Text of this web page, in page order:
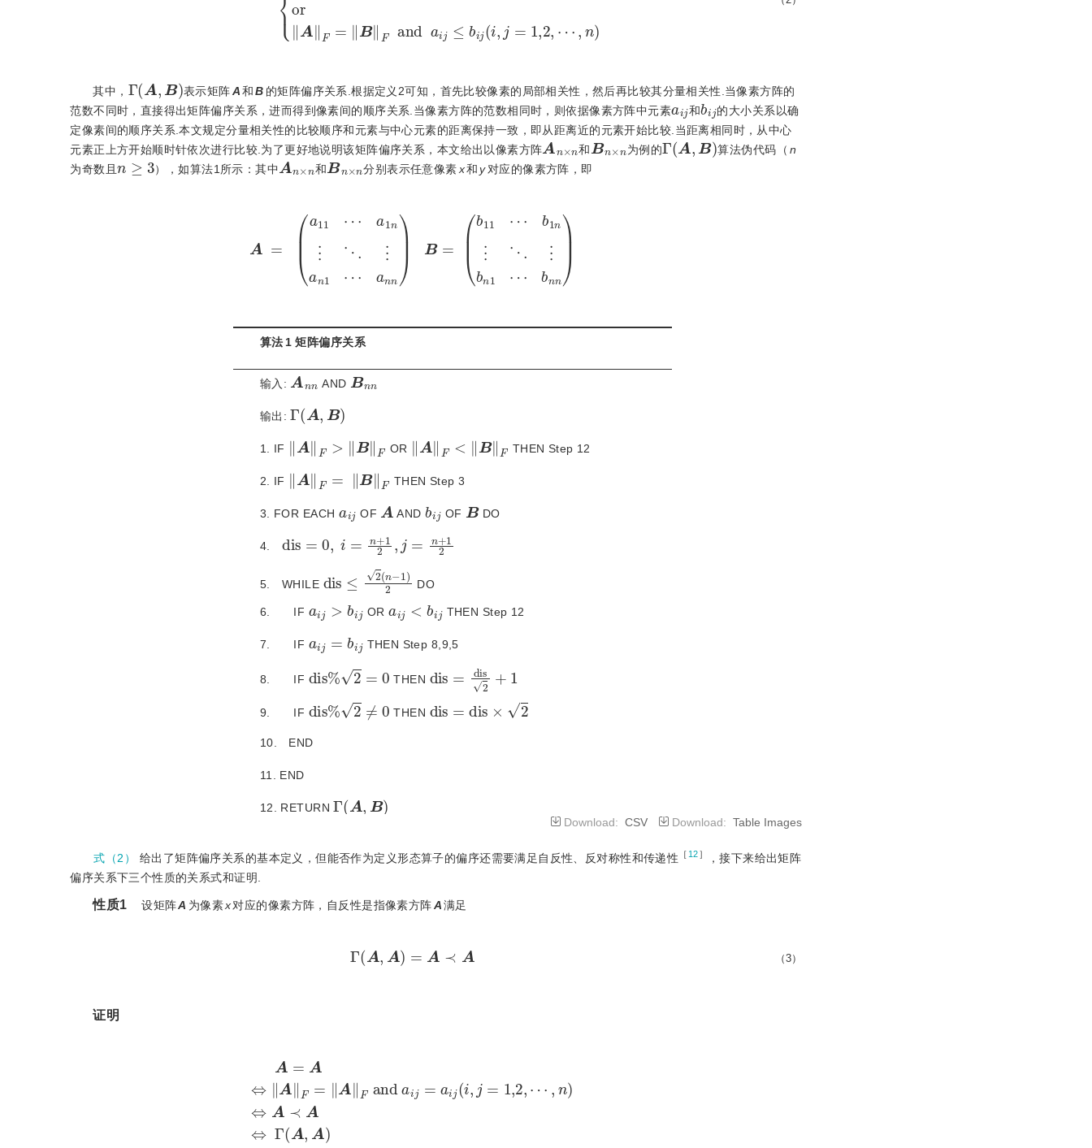
其中，
ΓA ,B
表示矩阵A和 B 的矩阵偏序关系.根据定义2可知，首先比较像素的局部相关性，然后再比较其分量相关性.当像素方阵的
范数不同时，直接得出矩阵偏序关系，进而得到像素间的顺序关系.当像素方阵的范数相同时，则依据像素方阵中元素
aij
和
bij
的大小关系以确
定像素间的顺序关系.本文规定分量相关性的比较顺序和元素与中心元素的距离保持一致，即从距离近的元素开始比较.当距离相同时，从中心
元素正上方开始顺时针依次进行比较.为了更好地说明该矩阵偏序关系，本文给出以像素方阵
An×n
和
Bn×n
为例的
ΓA,B
算法伪代码（ n
为奇数且
n≥3
），如算法1所示：其中
An×n
和
Bn×n
分别表示任意像素x和 y对应的像素方阵，即
⋮ ⋱ ⋯ nn 11⋯ ⋱⋮ b
算法 1矩阵偏序关系
输入:
Ann
AND
Bnn
输出:
ΓA ,B
1. IF
A F >
OR
A F <
THEN Step 12
2. IF
A F =
THEN Step 3
3. FOR EACH OF
A
AND
b
OF
B
DO
4.
di , =n 12,j n 2
5. WHILE
di 2 n-12
DO
6. IF
j
OR
j
THEN Step 12
7. IF
j
THEN Step 8,9,5
8. IF
di s% 2=
THEN
di s2
9. IF
di s% 2≠
THEN
di is
10. END
11. END
12. RETURN
ΓA ,B
Download: CSV Download: Table Images
式（2） 给出了矩阵偏序关系的基本定义，但能否作为定义形态算子的偏序还需要满足自反性、反对称性和传递性 ［ 12］
，接下来给出矩阵
偏序关系下三个性质的关系式和证明.
性质1
  设矩阵
A 为像素x对应的像素方阵，自反性是指像素方阵A满足
Γ A,A ≺ （3）
证明
A⇔ F=